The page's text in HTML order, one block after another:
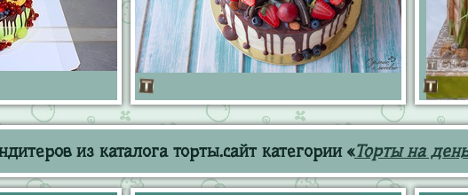
из каталога торты.сайт категории «Торты на